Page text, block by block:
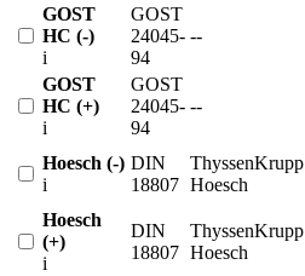
GOST
HC (-)
i
GOST
24045-
94
--
GOST
HC (+)
i
GOST
24045-
94
--
Hoesch (-)
i
DIN
18807
ThyssenKrupp
Hoesch
Hoesch
(+)
i
DIN
18807
ThyssenKrupp
Hoesch